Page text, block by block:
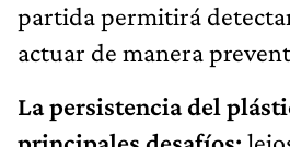
partida permitirá
actuar de manera
La persistencia del